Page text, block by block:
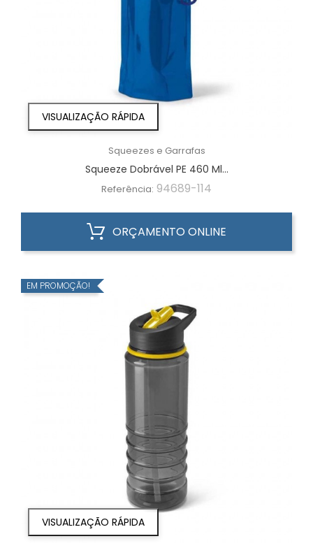
VISUALIZAÇÃO RÁPIDA
Squeezes e Garrafas
Squeeze Dobrável PE 460 Ml...
Referência: 94689-114
ORÇAMENTO ONLINE
VISUALIZAÇÃO RÁPIDA
EM PROMOÇÃO!